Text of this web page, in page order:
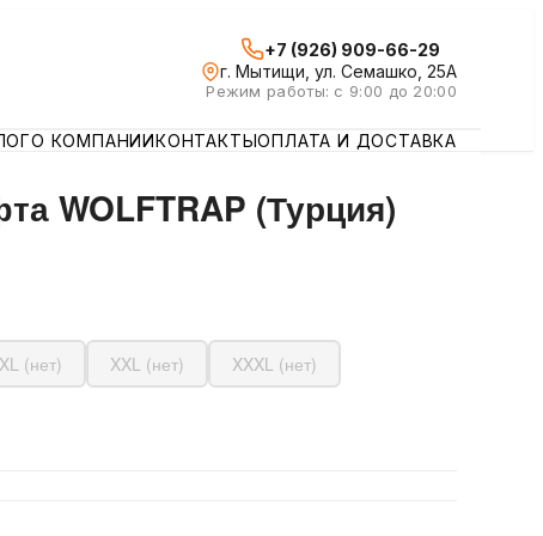
+7 (926) 909-66-29
г. Мытищи, ул. Семашко, 25А
Режим работы: с 9:00 до 20:00
О КОМПАНИИКОНТАКТЫОПЛАТА И ДОСТАВКА
WOLFTRAP (Турция)
XL (нет) XXL (нет) XXXL (нет)